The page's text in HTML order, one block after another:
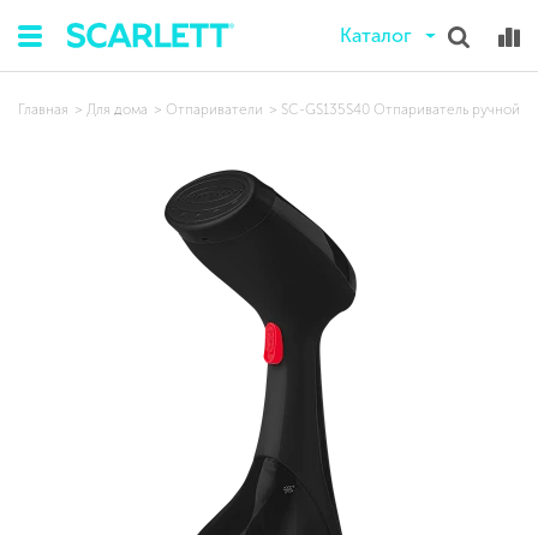
Каталог
Главная Для дома Отпариватели SC-GS135S40 Отпариватель ручной